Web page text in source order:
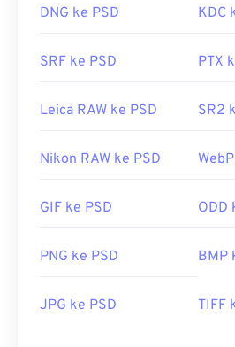
DNG ke PSD KDC
SRF ke PSD PTX
Leica RAW ke PSD SR2
Nikon RAW ke PSD
GIF ke PSD ODD
PNG ke PSD BMP
JPG ke PSD TIFF